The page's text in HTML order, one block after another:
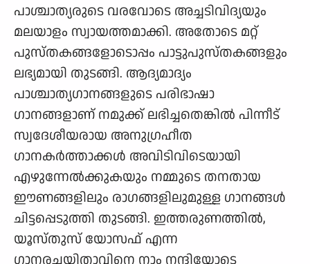
പാശ്ചാത്യരുടെ വരവോടെ അച്ചടിവിദ്യയും
മലയാളം സ്വായത്തമാക്കി. അതോടെ മറ്റ്
പുസ്തകങ്ങളോടൊപ്പം പാട്ടുപുസ്തകങ്ങളും
ലഭ്യമായി തുടങ്ങി. ആദ്യമാദ്യം
പാശ്ചാത്യഗാനങ്ങളുടെ പരിഭാഷാ
ഗാനങ്ങളാണ് നമുക്ക് ലഭിച്ചതെങ്കിൽ പിന്നീട്
സ്വദേശീയരായ അനുഗ്രഹീത
ഗാനകർത്താക്കൾ അവിടിവിടെയായി
എഴുന്നേൽക്കുകയും നമ്മുടെ തനതായ
ഈണങ്ങളിലും രാഗങ്ങളിലുമുള്ള ഗാനങ്ങൾ
ചിട്ടപ്പെടുത്തി തുടങ്ങി. ഇത്തരുണത്തിൽ,
യൂസ്തുസ് യോസഫ് എന്ന
ഗാനരചയിതാവിനെ നാം നന്ദിയോടെ